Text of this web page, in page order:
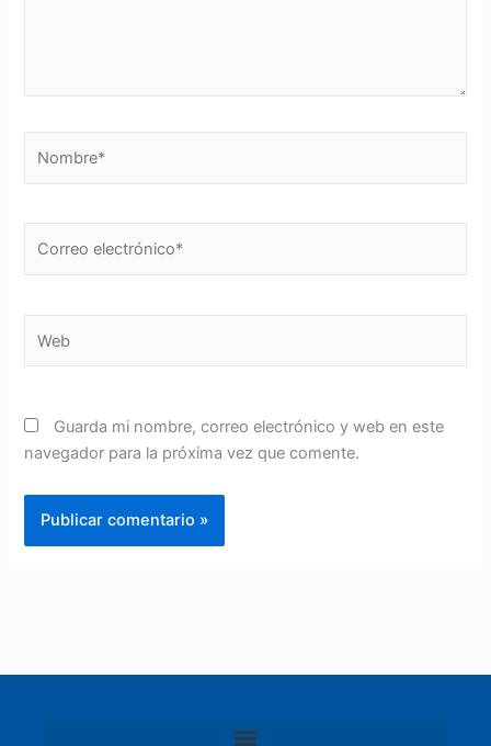
electrónico*
Guarda mi nombre, correo electrónico y web en este
navegador para la próxima vez que comente.